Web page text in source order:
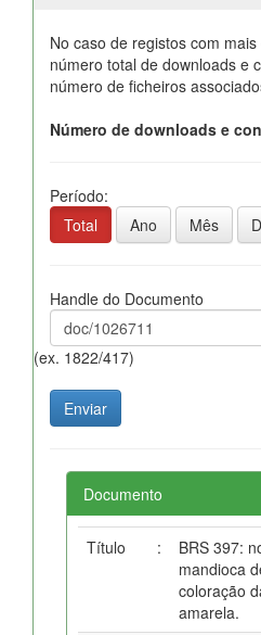
No caso de registos com
número total de downloads e
número de ficheiros
Número de downloads e
Período:
Total
Ano Mês
Handle do Documento
(ex. 1822/417)
Documento
Título :
BRS 397:
mandioca
coloração
amarela.